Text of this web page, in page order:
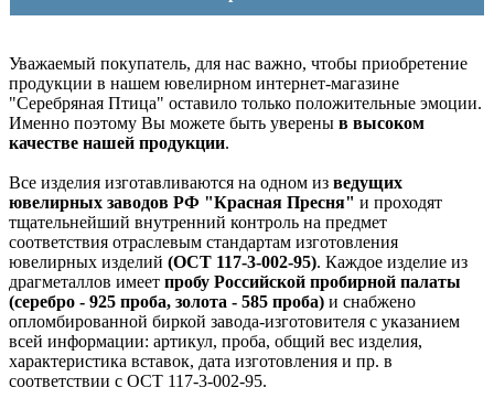
Уважаемый покупатель, для нас важно, чтобы приобретение
продукции в нашем ювелирном интернет-магазине
"Серебряная Птица" оставило только положительные эмоции.
Именно поэтому Вы можете быть уверены в высоком
качестве нашей продукции.
Все изделия изготавливаются на одном из ведущих
ювелирных заводов РФ "Красная Пресня" и проходят
тщательнейший внутренний контроль на предмет
соответствия отраслевым стандартам изготовления
ювелирных изделий (ОСТ 117-3-002-95). Каждое изделие из
драгметаллов имеет пробу Российской пробирной палаты
(серебро - 925 проба, золота - 585 проба) и снабжено
опломбированной биркой завода-изготовителя с указанием
всей информации: артикул, проба, общий вес изделия,
характеристика вставок, дата изготовления и пр. в
соответствии с ОСТ 117-3-002-95.